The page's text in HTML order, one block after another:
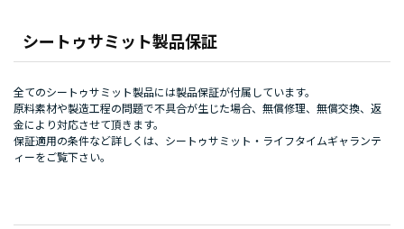
シートゥサミット製品保証
全てのシートゥサミット製品には製品保証が付属しています。
原料素材や製造工程の問題で不具合が生じた場合、無償修理、無償交換、返
金により対応させて頂きます。
保証適用の条件など詳しくは、 シートゥサミット・ライフタイムギャランテ
ィーをご覧下さい。